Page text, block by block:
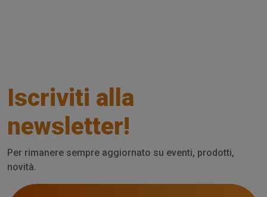
Iscriviti alla
newsletter!
Per rimanere sempre aggiornato su eventi, prodotti,
novità.